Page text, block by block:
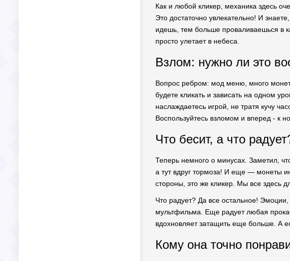
Как и любой кликер, механика здесь
Это достаточно увлекательно! И
идешь, тем больше проваливаешься в
просто улетает в небеса.
Взлом: нужно ли это
Вопрос ребром: мод меню, много
будете кликать и зависать на одном
наслаждаетесь игрой, не тратя кучу
Воспользуйтесь взломом и вперед - к
Что бесит, а что
Теперь немного о минусах. Заметил,
а тут вдруг тормоза! И еще — монеты
стороны, это же кликер. Мы все здесь
Что радует? Да все остальное!
мультфильма. Еще радует любая
вдохновляет затащить еще больше. А
Кому она точно